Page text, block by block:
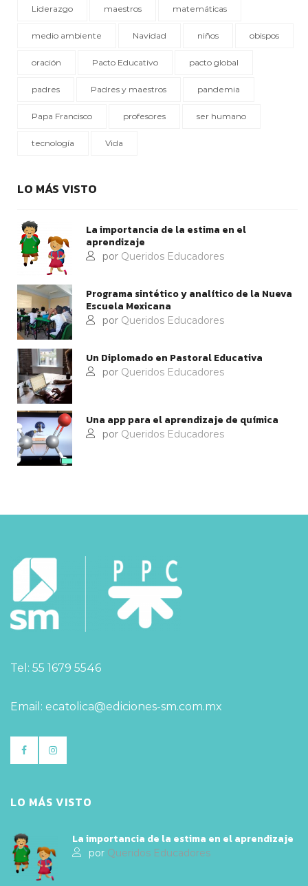
Liderazgo maestros matemáticas
medio ambiente Navidad niños obispos
oración Pacto Educativo pacto global
padres Padres y maestros pandemia
Papa Francisco profesores ser humano
tecnología Vida
LO MÁS VISTO
La importancia de la estima en el
aprendizaje
por Queridos Educadores
Programa sintético y analítico de la Nueva
Escuela Mexicana
por Queridos Educadores
Un Diplomado en Pastoral Educativa
por Queridos Educadores
Una app para el aprendizaje de química
por Queridos Educadores
Tel: 55 1679 5546
Email: ecatolica@ediciones-sm.com.mx
LO MÁS VISTO
La importancia de la estima en el aprendizaje
por Queridos Educadores